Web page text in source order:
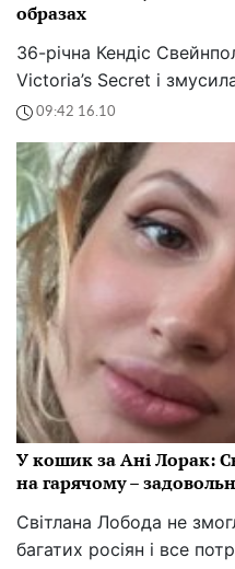
образах
36-річна Кендіс
Victoria’s Secret і
09:42 16.10
У кошик за Ані Лорак:
на гарячому –
Світлана Лобода не
багатих росіян і все